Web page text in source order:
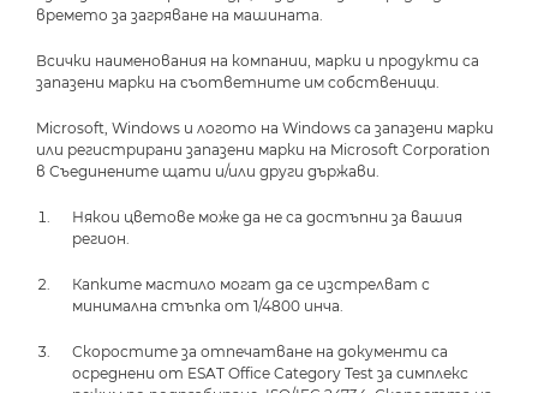
времето за загряване на машината.
Всички наименования на компании, марки и продукти са
запазени марки на съответните им собственици.
Microsoft, Windows и логото на Windows са запазени марки
или регистрирани запазени марки на Microsoft Corporation
в Съединените щати и/или други държави.
Някои цветове може да не са достъпни за вашия
регион.
Капките мастило могат да се изстрелват с
минимална стъпка от 1/4800 инча.
Скоростите за отпечатване на документи са
осреднени от ESAT Office Category Test за симплекс